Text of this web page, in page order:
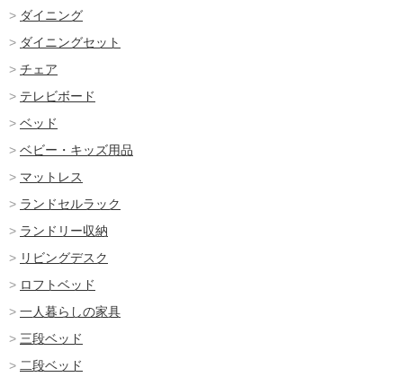
ダイニング
ダイニングセット
チェア
テレビボード
ベッド
ベビー・キッズ用品
マットレス
ランドセルラック
ランドリー収納
リビングデスク
ロフトベッド
一人暮らしの家具
三段ベッド
二段ベッド